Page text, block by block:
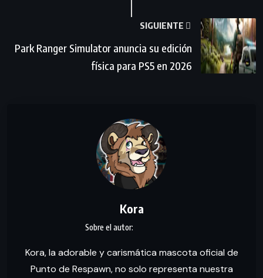
SIGUIENTE
Park Ranger Simulator anuncia su edición
física para PS5 en 2026
Kora
Kora, la adorable y carismática mascota oficial de
Punto de Respawn, no solo representa nuestra